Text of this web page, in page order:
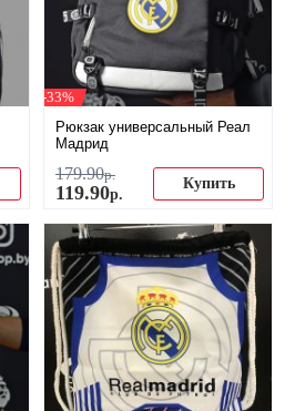
-33%
Рюкзак универсальный Реал
Мадрид
179.90р.
119.90р.
Купить